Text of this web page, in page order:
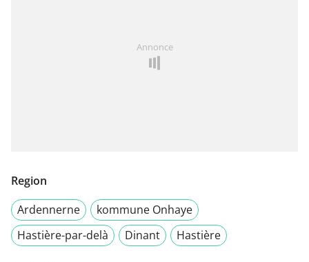
Annonce
Region
Ardennerne
kommune Onhaye
Hastière-par-delà
Dinant Hastière